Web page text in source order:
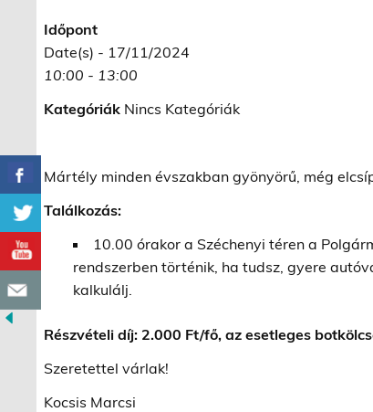
Időpont
Date(s) - 17/11/2024
10:00 - 13:00
Kategóriák Nincs Kategóriák
Mártély minden évszakban gyönyörű, még
Találkozás:
10.00 órakor a Széchenyi téren a
rendszerben történik, ha tudsz, gyere
kalkulálj.
Részvételi díj: 2.000 Ft/fő, az esetleges
Szeretettel várlak!
Kocsis Marcsi